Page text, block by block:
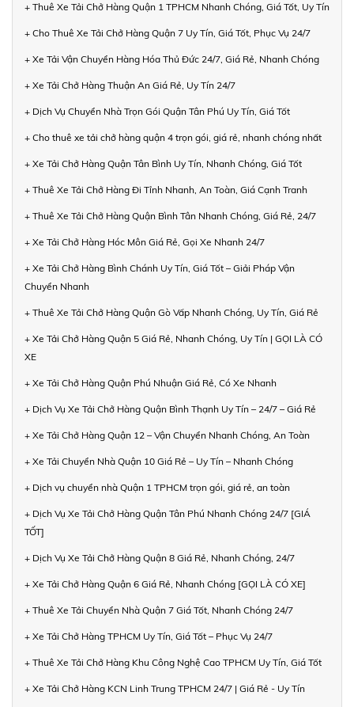
+ Thuê Xe Tải Chở Hàng Quận 1 TPHCM Nhanh Chóng, Giá Tốt, Uy Tín
+ Cho Thuê Xe Tải Chở Hàng Quận 7 Uy Tín, Giá Tốt, Phục Vụ 24/7
+ Xe Tải Vận Chuyển Hàng Hóa Thủ Đức 24/7, Giá Rẻ, Nhanh Chóng
+ Xe Tải Chở Hàng Thuận An Giá Rẻ, Uy Tín 24/7
+ Dịch Vụ Chuyển Nhà Trọn Gói Quận Tân Phú Uy Tín, Giá Tốt
+ Cho thuê xe tải chở hàng quận 4 trọn gói, giá rẻ, nhanh chóng nhất
+ Xe Tải Chở Hàng Quận Tân Bình Uy Tín, Nhanh Chóng, Giá Tốt
+ Thuê Xe Tải Chở Hàng Đi Tỉnh Nhanh, An Toàn, Giá Cạnh Tranh
+ Thuê Xe Tải Chở Hàng Quận Bình Tân Nhanh Chóng, Giá Rẻ, 24/7
+ Xe Tải Chở Hàng Hóc Môn Giá Rẻ, Gọi Xe Nhanh 24/7
+ Xe Tải Chở Hàng Bình Chánh Uy Tín, Giá Tốt – Giải Pháp Vận
Chuyển Nhanh
+ Thuê Xe Tải Chở Hàng Quận Gò Vấp Nhanh Chóng, Uy Tín, Giá Rẻ
+ Xe Tải Chở Hàng Quận 5 Giá Rẻ, Nhanh Chóng, Uy Tín | GỌI LÀ CÓ
XE
+ Xe Tải Chở Hàng Quận Phú Nhuận Giá Rẻ, Có Xe Nhanh
+ Dịch Vụ Xe Tải Chở Hàng Quận Bình Thạnh Uy Tín – 24/7 – Giá Rẻ
+ Xe Tải Chở Hàng Quận 12 – Vận Chuyển Nhanh Chóng, An Toàn
+ Xe Tải Chuyển Nhà Quận 10 Giá Rẻ – Uy Tín – Nhanh Chóng
+ Dịch vụ chuyển nhà Quận 1 TPHCM trọn gói, giá rẻ, an toàn
+ Dịch Vụ Xe Tải Chở Hàng Quận Tân Phú Nhanh Chóng 24/7 [GIÁ
TỐT]
+ Dịch Vụ Xe Tải Chở Hàng Quận 8 Giá Rẻ, Nhanh Chóng, 24/7
+ Xe Tải Chở Hàng Quận 6 Giá Rẻ, Nhanh Chóng [GỌI LÀ CÓ XE]
+ Thuê Xe Tải Chuyển Nhà Quận 7 Giá Tốt, Nhanh Chóng 24/7
+ Xe Tải Chở Hàng TPHCM Uy Tín, Giá Tốt – Phục Vụ 24/7
+ Thuê Xe Tải Chở Hàng Khu Công Nghệ Cao TPHCM Uy Tín, Giá Tốt
+ Xe Tải Chở Hàng KCN Linh Trung TPHCM 24/7 | Giá Rẻ - Uy Tín